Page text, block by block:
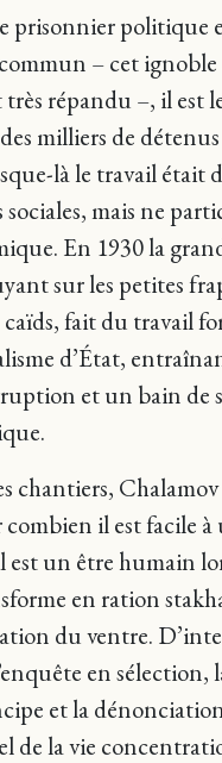
prisonnier politique
– cet ignoble
répandu –, il est
milliers de
là le travail était
sociales, mais ne
En 1930 la
sur les petites
fait du travail
d’État,
et un bain de
chantiers,
combien il est facile
est un être humain
en ration
du ventre.
en sélection,
et la
de la vie